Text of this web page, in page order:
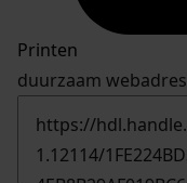
Printen
duurzaam webadres